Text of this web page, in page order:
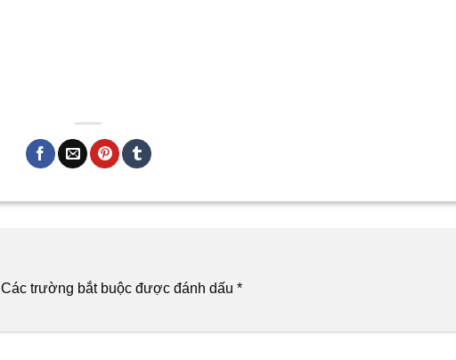
Các trường bắt buộc được đánh dấu *